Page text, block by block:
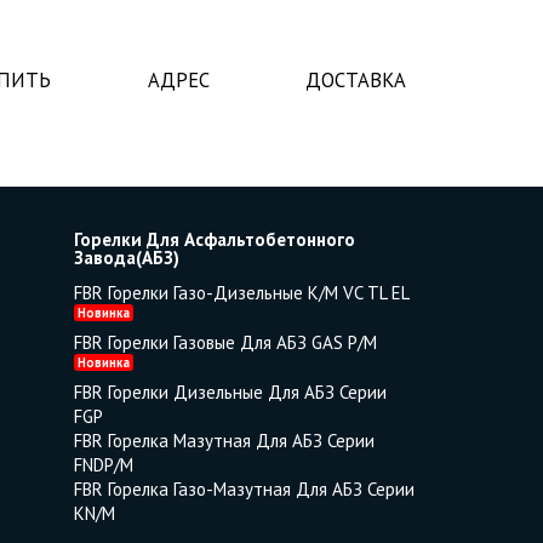
АДРЕС ДОСТАВКА
Горелки Для Асфальтобетонного
Завода(АБЗ)
FBR Горелки Газо-Дизельные K/M VC TL EL
Новинка
FBR Горелки Газовые Для АБЗ GAS P/M
Новинка
FBR Горелки Дизельные Для АБЗ Серии
FGP
FBR Горелка Мазутная Для АБЗ Серии
FNDP/M
FBR Горелка Газо-Мазутная Для АБЗ Серии
KN/M